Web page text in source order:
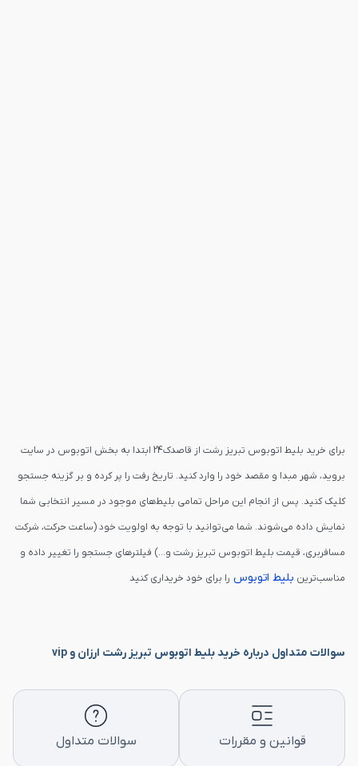
برای خرید بلیط اتوبوس تبریز رشت از قاصدک24 ابتدا به بخش اتوبوس در سایت
بروید، شهر مبدا و مقصد خود را وارد کنید. تاریخ رفت را پر کرده و بر گزینه جستجو
کلیک کنید. پس از انجام این مراحل تمامی بلیط‌های موجود در مسیر انتخابی شما
نمایش داده می‌شوند. شما می‌توانید با توجه به اولویت خود (ساعت حرکت، شرکت
مسافربری، قیمت بلیط اتوبوس تبریز رشت و...) فیلترهای جستجو را تغییر داده و
مناسب‌ترین بلیط اتوبوس را برای خود خریداری کنید
سوالات متداول درباره خرید بلیط اتوبوس تبریز رشت ارزان و vip
قوانین و مقررات سوالات متداول